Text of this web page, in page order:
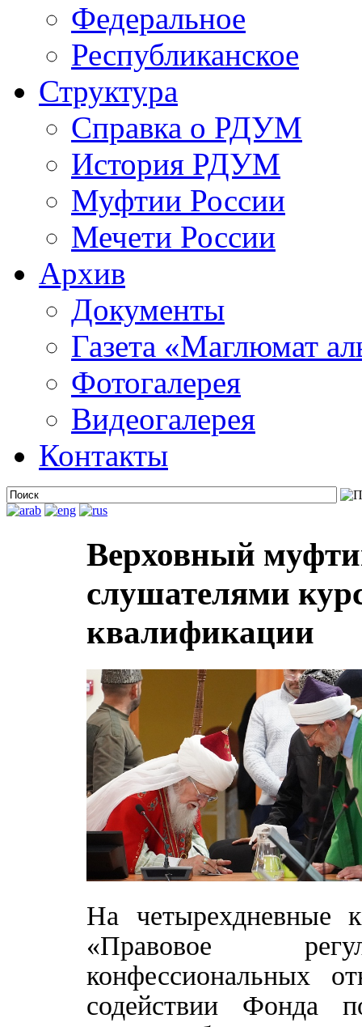
Федеральное
Республиканское
Структура
Справка о РДУМ
История РДУМ
Муфтии России
Мечети России
Архив
Документы
Газета «Маглюмат
Фотогалерея
Видеогалерея
Контакты
Верховный
слушателями
квалификации
На четырехдневные
«Правовое
конфессиональных
содействии Фонда